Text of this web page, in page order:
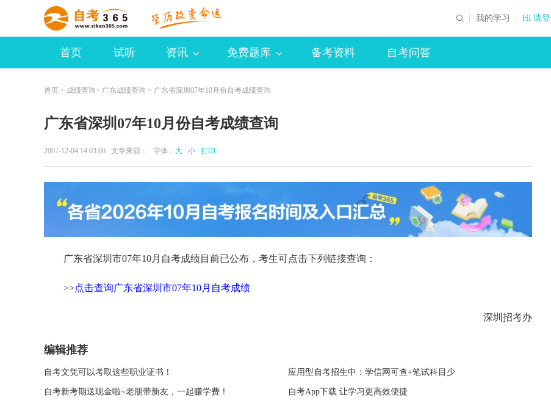
我的学习 Hi 请
首页 试听 资讯 免费题库 备考资料 自考问答
首页 > 成绩查询> 广东成绩查询 > 广东省深圳07年10月份自考成绩查询
广东省深圳07年10月份自考成绩查询
2007-12-04 14:03:00 文章来源： 字体： 大 小 打印
广东省深圳市07年10月自考成绩目前已公布，考生可点击下列链接查询：
>>点击查询广东省深圳市07年10月自考成绩
深圳招考办
编辑推荐
自考文凭可以考取这些职业证书！ 应用型自考招生中：学信网可查+笔试科目少
自考新考期送现金啦~老朋带新友，一起赚学费！ 自考App下载 让学习更高效便捷